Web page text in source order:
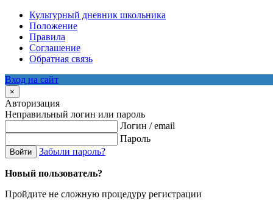
Культурный дневник школьника
Положение
Правила
Соглашение
Обратная связь
Вход на сайт
×
Авторизация
Неправильный логин или пароль
Логин / email
Пароль
Войти Забыли пароль?
Новый пользователь?
Пройдите не сложную процедуру регистрации